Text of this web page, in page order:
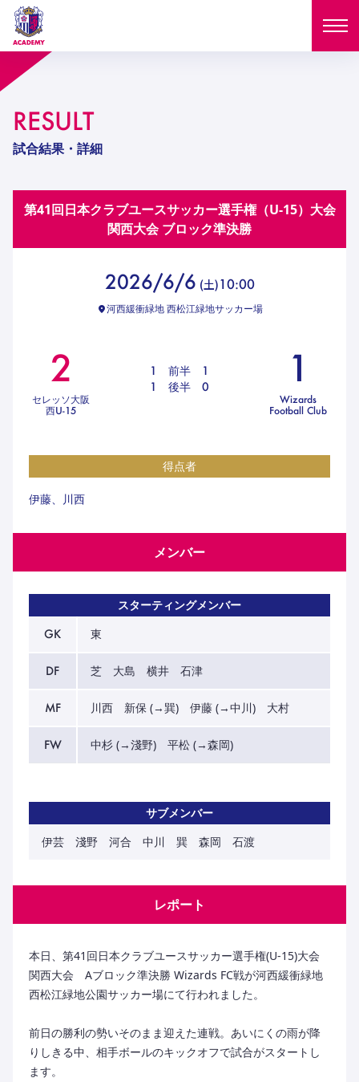
ニュース
U-18 U-15
ガールズU-18
試合日程
MATCH
試合日程
和歌山U-15
ガールズU-15
PLAYERS
U-15
ガールズU-18
アカデミー
ハナサカクラブ
RESULT
試合結果・詳細
第41回日本クラブユースサッカー選手権（U-15）大会
関西大会 ブロック準決勝
2026/6/6 (土)10:00
河西緩衝緑地 西松江緑地サッカー場
2
セレッソ大阪
西U-15
1 前半
1
1
後半 0 1
Wizards
Football Club
得点者
伊藤、川西
メンバー
スターティングメンバー
GK
東
DF 芝 大島 横井 石津
MF 川西 新保 (→巽) 伊藤 (→中川) 大村
FW 中杉 (→淺野) 平松 (→森岡)
サブメンバー
伊芸 淺野 河合 中川 巽 森岡 石渡
レポート
本日、第41回日本クラブユースサッカー選手権(U-15)大会
関西大会 Aブロック準決勝 Wizards FC戦が河西緩衝緑地
西松江緑地公園サッカー場にて行われました。
前日の勝利の勢いそのまま迎えた連戦。あいにくの雨が降
りしきる中、相手ボールのキックオフで試合がスタートし
ます。